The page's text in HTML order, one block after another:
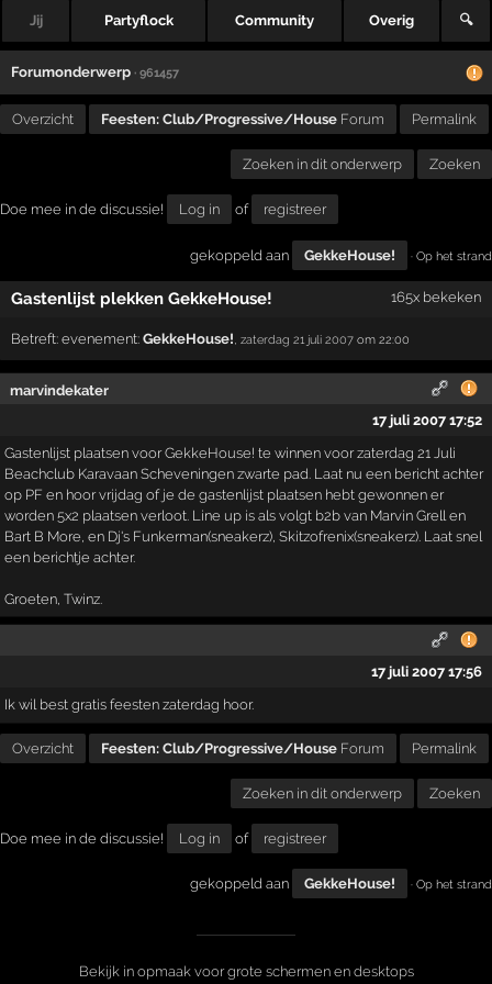
Jij Partyflock Community Overig 🔍
Forumonderwerp · 961457
Overzicht Feesten: Club/Progressive/House Forum Permalink
Zoeken in dit onderwerp Zoeken
Doe mee in de discussie! Log in of registreer
gekoppeld aan GekkeHouse! · Op het strand
Gastenlijst plekken GekkeHouse! 165x bekeken
Betreft:evenement:GekkeHouse! ,zaterdag 21 juli 2007 om 22:00
marvindekater
17 juli 2007 17:52
Gastenlijst plaatsen voor GekkeHouse! te winnen voor zaterdag 21 Juli
Beachclub Karavaan Scheveningen zwarte pad. Laat nu een bericht achter
op PF en hoor vrijdag of je de gastenlijst plaatsen hebt gewonnen er
worden 5x2 plaatsen verloot. Line up is als volgt b2b van Marvin Grell en
Bart B More, en Dj's Funkerman(sneakerz), Skitzofrenix(sneakerz). Laat snel
een berichtje achter.
Groeten, Twinz.
17 juli 2007 17:56
Ik wil best gratis feesten zaterdag hoor.
Overzicht Feesten: Club/Progressive/House Forum Permalink
Zoeken in dit onderwerp Zoeken
Doe mee in de discussie! Log in of registreer
gekoppeld aan GekkeHouse! · Op het strand
Bekijk in opmaak voor grote schermen en desktops